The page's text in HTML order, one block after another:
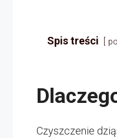
Spis treści
Czyszczenie